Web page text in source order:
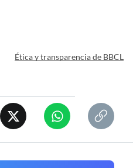
Ética y transparencia de BBCL